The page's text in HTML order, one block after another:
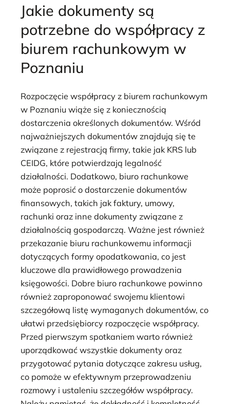
Jakie dokumenty są
potrzebne do współpracy z
biurem rachunkowym w
Poznaniu
Rozpoczęcie współpracy z biurem rachunkowym
w Poznaniu wiąże się z koniecznością
dostarczenia określonych dokumentów. Wśród
najważniejszych dokumentów znajdują się te
związane z rejestracją firmy, takie jak KRS lub
CEIDG, które potwierdzają legalność
działalności. Dodatkowo, biuro rachunkowe
może poprosić o dostarczenie dokumentów
finansowych, takich jak faktury, umowy,
rachunki oraz inne dokumenty związane z
działalnością gospodarczą. Ważne jest również
przekazanie biuru rachunkowemu informacji
dotyczących formy opodatkowania, co jest
kluczowe dla prawidłowego prowadzenia
księgowości. Dobre biuro rachunkowe powinno
również zaproponować swojemu klientowi
szczegółową listę wymaganych dokumentów, co
ułatwi przedsiębiorcy rozpoczęcie współpracy.
Przed pierwszym spotkaniem warto również
uporządkować wszystkie dokumenty oraz
przygotować pytania dotyczące zakresu usług,
co pomoże w efektywnym przeprowadzeniu
rozmowy i ustaleniu szczegółów współpracy.